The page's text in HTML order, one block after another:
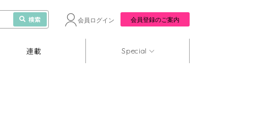
検索 会員ログイン 会員登録のご案内
連載 Special